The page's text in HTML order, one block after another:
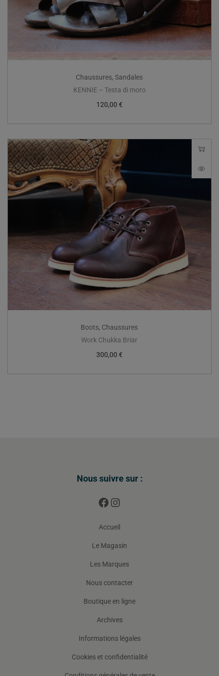
Chaussures,Sandales
KENNIE – Testa di moro
120,00 €
Boots, Chaussures
Work Chukka Briar
300,00 €
Nous suivre sur :
Accueil
Le Magasin
Les Marques
Nous contacter
Boutique en ligne
Archives
Informations légales
Cookies et confidentialité